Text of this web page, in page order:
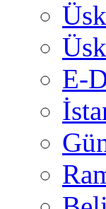
E-